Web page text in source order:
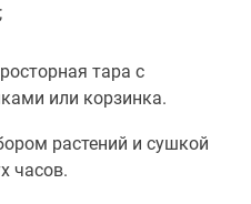
тара с
или корзинка.
растений и сушкой
часов.